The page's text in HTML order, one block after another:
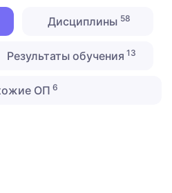
Дисциплины 58
Результаты обучения 13
ОП 6